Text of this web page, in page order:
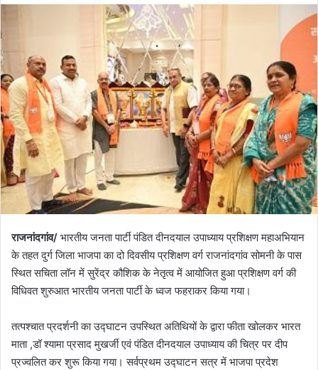
राजनांदगांव/ भारतीय जनता पार्टी पंडित दीनदयाल उपाध्याय प्रशिक्षण महाअभियान
के तहत दुर्ग जिला भाजपा का दो दिवसीय प्रशिक्षण वर्ग राजनांदगांव सोमनी के पास
स्थित सचिता लॉन में सुरेंद्र कौशिक के नेतृत्व में आयोजित हुआ प्रशिक्षण वर्ग की
विधिवत शुरुआत भारतीय जनता पार्टी के ध्वज फहराकर किया गया।
तत्पश्चात प्रदर्शनी का उद्घाटन उपस्थित अतिथियों के द्वारा फीता खोलकर भारत
माता ,डॉ श्यामा प्रसाद मुखर्जी एवं पंडित दीनदयाल उपाध्याय की चित्र पर दीप
प्रज्वलित कर शुरू किया गया। सर्वप्रथम उद्घाटन सत्र में भाजपा प्रदेश